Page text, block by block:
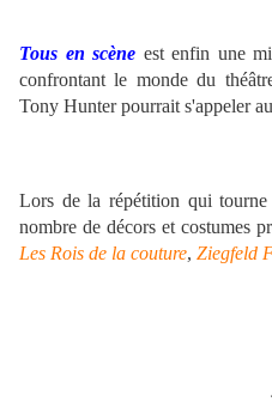
Tous en scène est enfin une
confrontant le monde du
Tony Hunter pourrait s'appeler
Lors de la répétition qui
nombre de décors et costumes
Les Rois de la couture, Ziegfeld